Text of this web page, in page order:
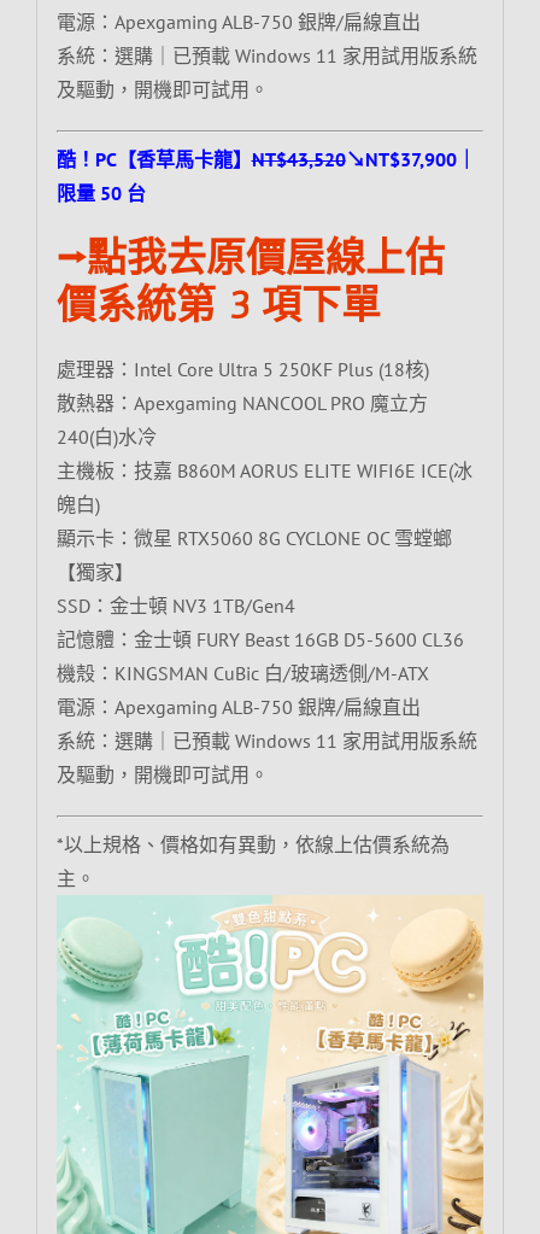
電源：Apexgaming ALB-750 銀牌/扁線直出
系統：選購｜已預載 Windows 11 家用試用版系統
及驅動，開機即可試用。
酷！PC【香草馬卡龍】NT$43,520↘NT$37,900｜
限量 50 台
⭢點我去原價屋線上估
價系統第 3 項下單
處理器：Intel Core Ultra 5 250KF Plus (18核)
散熱器：Apexgaming NANCOOL PRO 魔立方
240(白)水冷
主機板：技嘉 B860M AORUS ELITE WIFI6E ICE(冰
魄白)
顯示卡：微星 RTX5060 8G CYCLONE OC 雪螳螂
【獨家】
SSD：金士頓 NV3 1TB/Gen4
記憶體：金士頓 FURY Beast 16GB D5-5600 CL36
機殼：KINGSMAN CuBic 白/玻璃透側/M-ATX
電源：Apexgaming ALB-750 銀牌/扁線直出
系統：選購｜已預載 Windows 11 家用試用版系統
及驅動，開機即可試用。
*以上規格、價格如有異動，依線上估價系統為
主。